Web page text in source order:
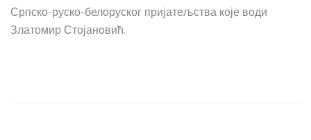
Српско-руско-белоруског пријатељства које води
Златомир Стојановић.